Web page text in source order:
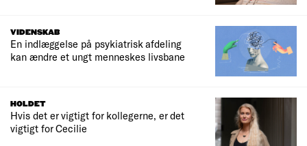
VIDENSKAB
En indlæggelse på psykiatrisk afdeling
kan ændre et ungt menneskes livsbane
HOLDET
Hvis det er vigtigt for kollegerne, er det
vigtigt for Cecilie